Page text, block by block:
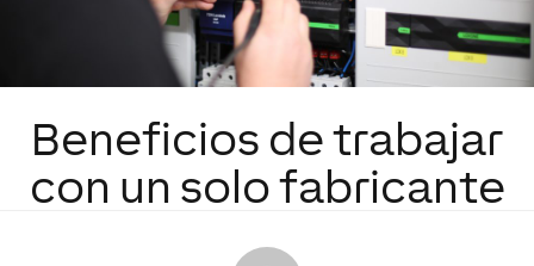
Beneficios de trabajar
con un solo fabricante